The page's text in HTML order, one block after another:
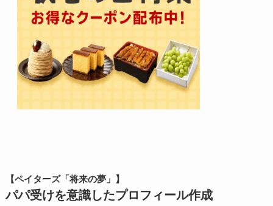
【ペイターズ「将来の夢」】
パパ受けを意識したプロフィール作成